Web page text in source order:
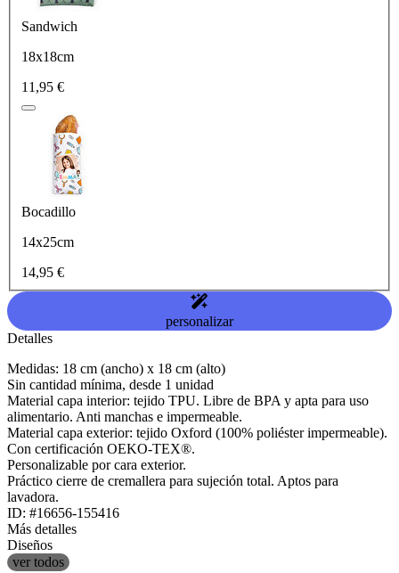
Sandwich
18x18cm
11,95 €
Bocadillo
14x25cm
14,95 €
personalizar
Detalles
Medidas: 18 cm (ancho) x 18 cm (alto)
Sin cantidad mínima, desde 1 unidad
Material capa interior: tejido TPU. Libre de BPA y apta para uso
alimentario. Anti manchas e impermeable.
Material capa exterior: tejido Oxford (100% poliéster impermeable).
Con certificación OEKO-TEX®.
Personalizable por cara exterior.
Práctico cierre de cremallera para sujeción total. Aptos para
lavadora.
ID: #16656-155416
Más detalles
Diseños
ver todos